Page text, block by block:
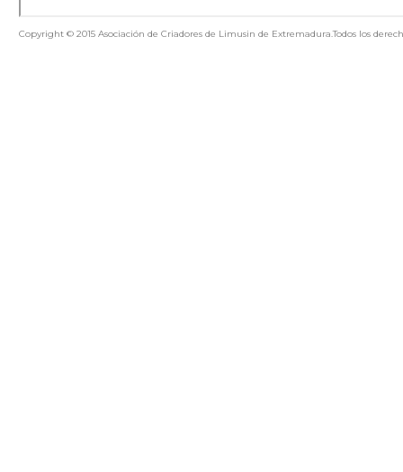
Copyright © 2015 Asociación de Criadores de Limusin de Extremadura.Todos los